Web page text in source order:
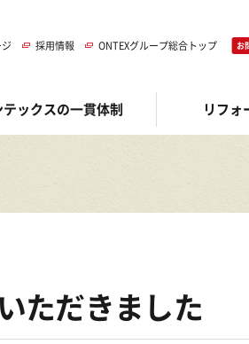
テックスの一貫体制 リフォ
採用情報 ONTEXグループ総合トップ お
ただきました